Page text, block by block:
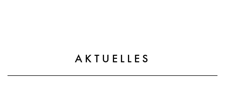
AKTUELLES